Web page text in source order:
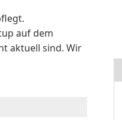
auf dem
aktuell sind. Wir